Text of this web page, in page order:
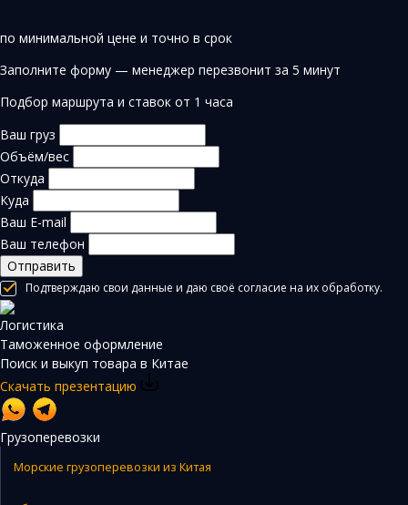
по минимальной цене и точно в срок
Заполните форму — менеджер перезвонит за 5 минут
Подбор маршрута и ставок от 1 часа
Ваш груз
Объём/вес
Откуда
Куда
Ваш E-mail
Ваш телефон
Отправить
Подтверждаю свои данные и даю своё согласие на их обработку.
Логистика
Таможенное оформление
Поиск и выкуп товара в Китае
Скачать презентацию
Грузоперевозки
Морские грузоперевозки из Китая